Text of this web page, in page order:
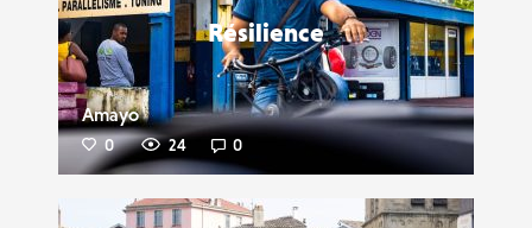
Résilience
Amayo
0 24 0